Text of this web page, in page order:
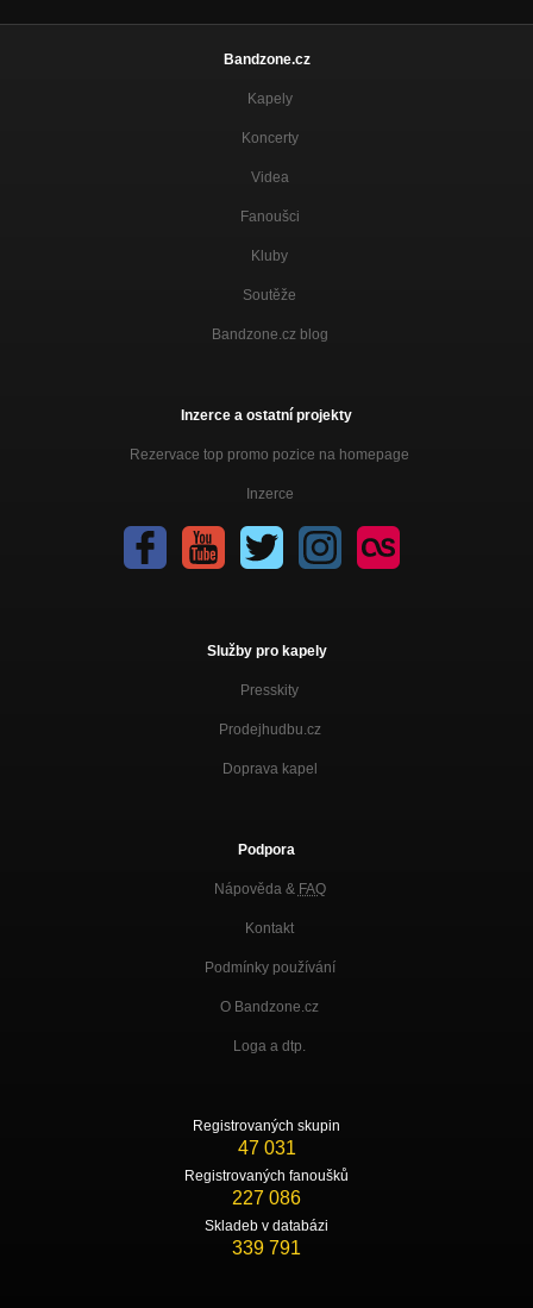
Bandzone.cz
Kapely
Koncerty
Videa
Fanoušci
Kluby
Soutěže
Bandzone.cz blog
Inzerce a ostatní projekty
Rezervace top promo pozice na homepage
Inzerce
Služby pro kapely
Presskity
Prodejhudbu.cz
Doprava kapel
Podpora
Nápověda & FAQ
Kontakt
Podmínky používání
O Bandzone.cz
Loga a dtp.
Registrovaných skupin
47 031
Registrovaných fanoušků
227 086
Skladeb v databázi
339 791